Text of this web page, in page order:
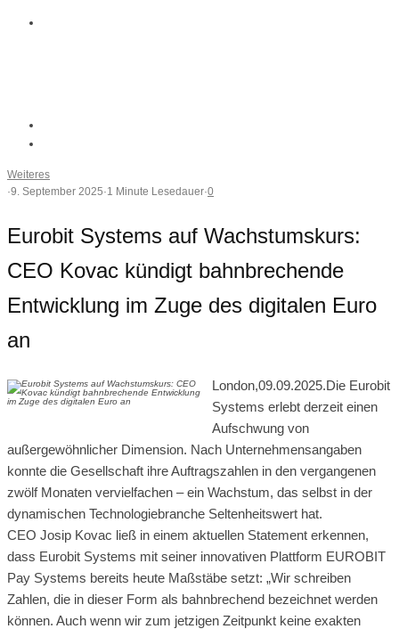
Weiteres
·9. September 2025·1 Minute Lesedauer·0
Eurobit Systems auf Wachstumskurs:
CEO Kovac kündigt bahnbrechende
Entwicklung im Zuge des digitalen Euro
an
London,09.09.2025.Die Eurobit
Systems erlebt derzeit einen
Aufschwung von
außergewöhnlicher Dimension. Nach Unternehmensangaben
konnte die Gesellschaft ihre Auftragszahlen in den vergangenen
zwölf Monaten vervielfachen – ein Wachstum, das selbst in der
dynamischen Technologiebranche Seltenheitswert hat.
CEO Josip Kovac ließ in einem aktuellen Statement erkennen,
dass Eurobit Systems mit seiner innovativen Plattform EUROBIT
Pay Systems bereits heute Maßstäbe setzt: „Wir schreiben
Zahlen, die in dieser Form als bahnbrechend bezeichnet werden
können. Auch wenn wir zum jetzigen Zeitpunkt keine exakten